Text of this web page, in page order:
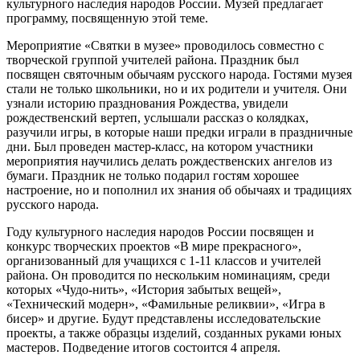
культурного наследия народов России. Музей предлагает
программу, посвященную этой теме.
Мероприятие «Святки в музее» проводилось совместно с
творческой группой учителей района. Праздник был
посвящен святочным обычаям русского народа. Гостями музея
стали не только школьники, но и их родители и учителя. Они
узнали историю празднования Рождества, увидели
рождественский вертеп, услышали рассказ о колядках,
разучили игры, в которые наши предки играли в праздничные
дни. Был проведен мастер-класс, на котором участники
мероприятия научились делать рождественских ангелов из
бумаги. Праздник не только подарил гостям хорошее
настроение, но и пополнил их знания об обычаях и традициях
русского народа.
Году культурного наследия народов России посвящен и
конкурс творческих проектов «В мире прекрасного»,
организованный для учащихся с 1-11 классов и учителей
района. Он проводится по нескольким номинациям, среди
которых «Чудо-нить», «История забытых вещей»,
«Технический модерн», «Фамильные реликвии», «Игра в
бисер» и другие. Будут представлены исследовательские
проекты, а также образцы изделий, созданных руками юных
мастеров. Подведение итогов состоится 4 апреля.